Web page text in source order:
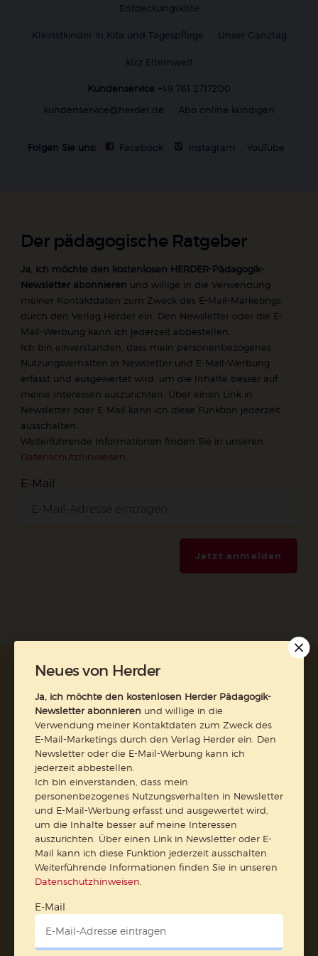
Entdeckungskiste
Kleinstkinder in Kita und Tagespflege Unser Ganztag
kizz Elternwelt
Kundenservice +49 761 2717200
kundenservice@herder.de
Abo online kündigen
Folgen Sie uns: Facebook Instagram YouTube
Der pädagogische Ratgeber
Ja, ich möchte den kostenlosen HERDER-Pädagogik-
Newsletter abonnieren und willige in die Verwendung
meiner Kontaktdaten zum Zweck des E-Mail-Marketings
durch den Verlag Herder ein. Den Newsletter oder die E-
Mail-Werbung kann ich jederzeit abbestellen.
Ich bin einverstanden, dass mein personenbezogenes
Nutzungsverhalten in Newsletter und E-Mail-Werbung
erfasst und ausgewertet wird, um die Inhalte besser auf
meine Interessen auszurichten. Über einen Link in
Newsletter oder E-Mail kann ich diese Funktion jederzeit
ausschalten.
Weiterführende Informationen finden Sie in unseren
Datenschutzhinweisen
E-Mail
Jetzt anmelden
AGB und Widerrufsbelehrung
Vertrag widerrufen
Abo online kündigen
Neues von Herder
Ja, ich möchte den kostenlosen Herder Pädagogik-
Newsletter abonnieren und willige in die
Verwendung meiner Kontaktdaten zum Zweck des
E-Mail-Marketings durch den Verlag Herder ein. Den
Newsletter oder die E-Mail-Werbung kann ich
jederzeit abbestellen.
Ich bin einverstanden, dass mein
personenbezogenes Nutzungsverhalten in Newsletter
und E-Mail-Werbung erfasst und ausgewertet wird,
um die Inhalte besser auf meine Interessen
auszurichten. Über einen Link in Newsletter oder E-
Mail kann ich diese Funktion jederzeit ausschalten.
Weiterführende Informationen finden Sie in unseren
Datenschutzhinweisen
E-Mail